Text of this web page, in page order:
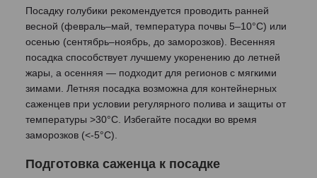
Посадку голубики рекомендуется проводить ранней
весной (февраль–май, температура почвы 5–10°C) или
осенью (сентябрь–ноябрь, до заморозков). Весенняя
посадка способствует лучшему укоренению до летней
жары, а осенняя — подходит для регионов с мягкими
зимами. Летняя посадка возможна для контейнерных
саженцев при условии регулярного полива и защиты от
температуры >30°C. Избегайте посадки во время
заморозков (<-5°C).
Подготовка саженца к посадке